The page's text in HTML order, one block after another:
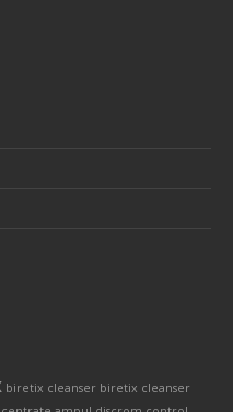
biretix cleanser biretix cleanser